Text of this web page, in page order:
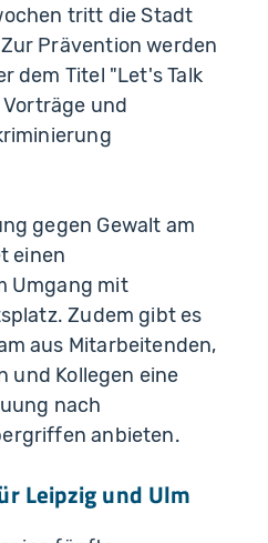
tritt die Stadt
Prävention werden
dem Titel "Let's Talk
und
gegen Gewalt am
einen
Umgang mit
Zudem gibt es
aus Mitarbeitenden,
und Kollegen eine
nach
anbieten.
Leipzig und Ulm